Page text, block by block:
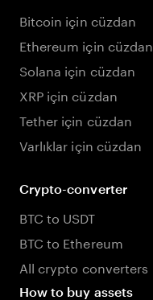
Bitcoin için cüzdan
Ethereum için cüzdan
Solana için cüzdan
XRP için cüzdan
Tether için cüzdan
Varlıklar için cüzdan
Crypto-converter
BTC to USDT
BTC to Ethereum
All crypto converters
How to buy assets